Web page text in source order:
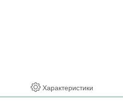
Характеристики